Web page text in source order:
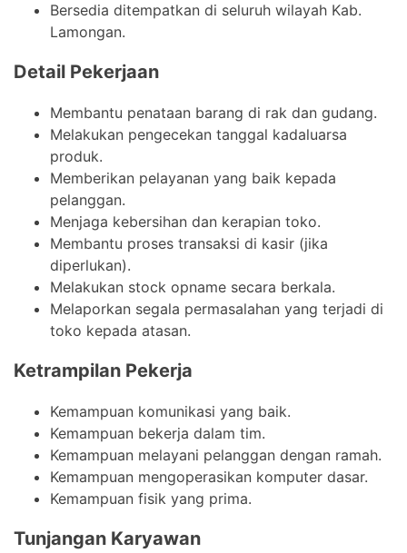
Bersedia ditempatkan di seluruh wilayah Kab.
Lamongan.
Detail Pekerjaan
Membantu penataan barang di rak dan gudang.
Melakukan pengecekan tanggal kadaluarsa
produk.
Memberikan pelayanan yang baik kepada
pelanggan.
Menjaga kebersihan dan kerapian toko.
Membantu proses transaksi di kasir (jika
diperlukan).
Melakukan stock opname secara berkala.
Melaporkan segala permasalahan yang terjadi di
toko kepada atasan.
Ketrampilan Pekerja
Kemampuan komunikasi yang baik.
Kemampuan bekerja dalam tim.
Kemampuan melayani pelanggan dengan ramah.
Kemampuan mengoperasikan komputer dasar.
Kemampuan fisik yang prima.
Tunjangan Karyawan